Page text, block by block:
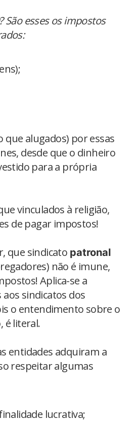
São esses os impostos
que alugados) por essas
desde que o dinheiro
para a própria
vinculados à religião,
de pagar impostos!
que sindicato patronal
não é imune,
Aplica-se a
sindicatos dos
o entendimento sobre o
é literal.
entidades adquiram a
respeitar algumas
lucrativa;